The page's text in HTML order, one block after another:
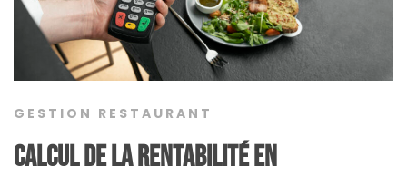
GESTION RESTAURANT
Calcul de la rentabilité en